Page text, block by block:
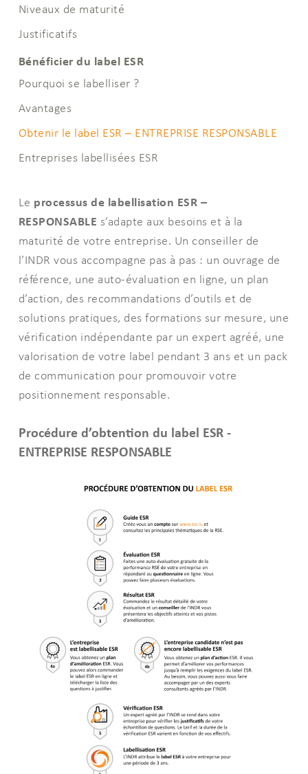
Niveaux de maturité
Justificatifs
Bénéficier du label ESR
Pourquoi se labelliser ?
Avantages
Obtenir le label ESR – ENTREPRISE RESPONSABLE
Entreprises labellisées ESR
Le processus de labellisation ESR –
RESPONSABLE s’adapte aux besoins et à la
maturité de votre entreprise. Un conseiller de
l’INDR vous accompagne pas à pas : un ouvrage de
référence, une auto-évaluation en ligne, un plan
d’action, des recommandations d’outils et de
solutions pratiques, des formations sur mesure, une
vérification indépendante par un expert agréé, une
valorisation de votre label pendant 3 ans et un pack
de communication pour promouvoir votre
positionnement responsable.
Procédure d’obtention du label ESR -
ENTREPRISE RESPONSABLE